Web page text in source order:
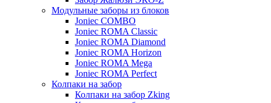
Модульные заборы из блоков
Joniec COMBO
Joniec ROMA Classic
Joniec ROMA Diamond
Joniec ROMA Horizon
Joniec ROMA Mega
Joniec ROMA Perfect
Колпаки на забор
Колпаки на забор Zking